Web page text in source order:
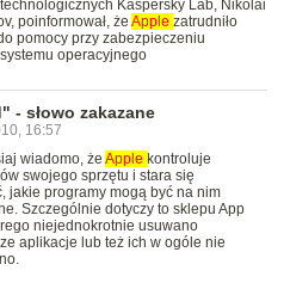
Kaspersky Lab, Nikolai
poinformował, że Apple zatrudniło
pomocy przy zabezpieczeniu
operacyjnego
- słowo zakazane
16:57
wiadomo, że Apple kontroluje
swojego sprzętu i stara się
jakie programy mogą być na nim
Szczególnie dotyczy to sklepu App
niejednokrotnie usuwano
aplikacje lub też ich w ogóle nie